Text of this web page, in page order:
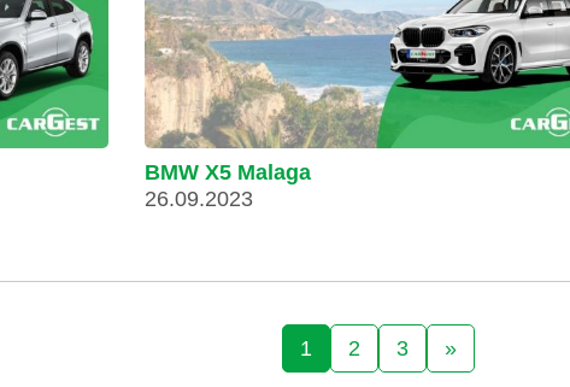
BMW X5 Malaga
26.09.2023
1 2 3 »